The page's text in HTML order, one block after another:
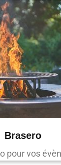
Brasero
pour vos